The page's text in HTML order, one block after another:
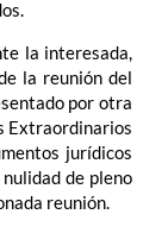
la interesada,
la reunión del
por otra
Extraordinarios
jurídicos
de pleno
reunión.